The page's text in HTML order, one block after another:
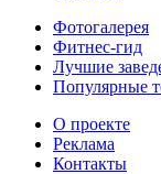
Фотогалерея
Фитнес-гид
Лучшие
Популярные
О проекте
Реклама
Контакты